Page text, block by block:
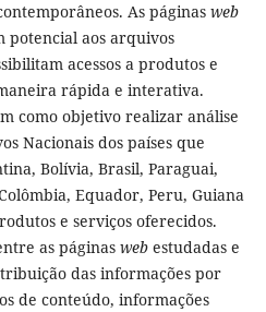
As páginasweb
potencial aos arquivos
acessos a produtos e
rápida e interativa.
como objetivo realizar análise
Nacionais dos países que
Bolívia, Brasil, Paraguai,
Equador, Peru, Guiana
e serviços oferecidos.
as páginas webestudadas e
das informações por
de conteúdo, informações